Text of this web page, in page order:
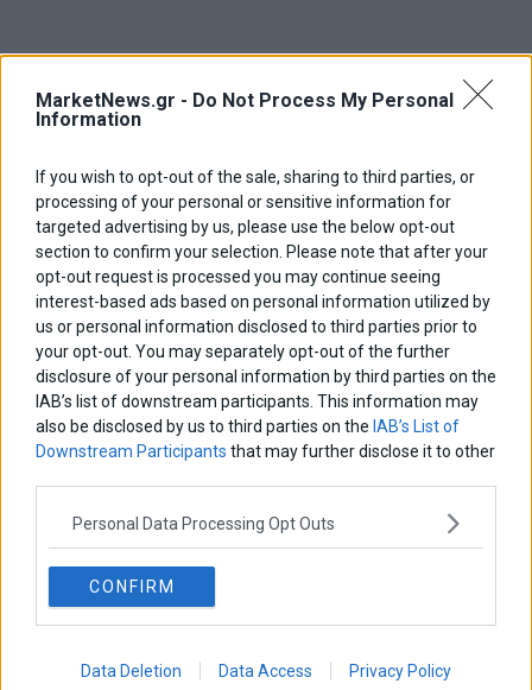
MarketNews.gr - Do Not Process My Personal
Information
If you wish to opt-out of the sale, sharing to third parties, or
processing of your personal or sensitive information for
targeted advertising by us, please use the below opt-out
section to confirm your selection. Please note that after your
opt-out request is processed you may continue seeing
interest-based ads based on personal information utilized by
us or personal information disclosed to third parties prior to
your opt-out. You may separately opt-out of the further
disclosure of your personal information by third parties on the
IAB’s list of downstream participants. This information may
also be disclosed by us to third parties on the IAB’s List of
Downstream Participants that may further disclose it to other
Personal Data Processing Opt Outs
CONFIRM
Data Deletion Data Access Privacy Policy
ΑΡΘΡΟΓΡΑΦΟΙ
Ελευθερία Κούρταλη
Οι «τιμωροί» των ομολόγων επέστρεψαν
Εύη Φραγκάκη
Η αληθινή παιδεία ξεκινά από την ψυχή…
Σταματίνα Σταματάκου
Η βία κατά των ζώων δεν αντέχει βολικές ερμηνείες
Δημήτρης Καμπουράκης
Από την αποθέωση στην καταγγελία: Η Ελλάδα πάντα
ψάχνει τον επόμενο Μεσσία
Νικόλαος Φουρτζής
MIT Sloan: Οι AI-driven επιχειρήσεις διαμορφώνουν το νέο